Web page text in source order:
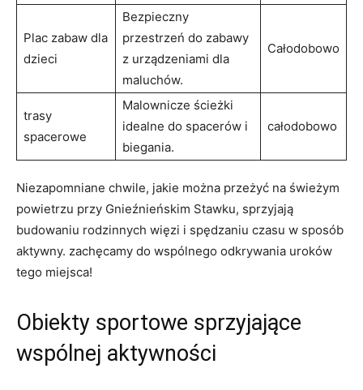
Plac zabaw dla
dzieci
Bezpieczny
przestrzeń do zabawy
z urządzeniami ⁤dla
⁢maluchów.
Całodobowo
trasy
spacerowe
Malownicze ścieżki
idealne do spacerów i‍
biegania.
całodobowo
Niezapomniane chwile, jakie można przeżyć ‌na⁤ świeżym
powietrzu przy⁤ Gnieźnieńskim Stawku, sprzyjają
budowaniu‍ rodzinnych więzi i spędzaniu czasu w sposób
aktywny. zachęcamy do wspólnego⁤ odkrywania uroków
‌tego miejsca!
Obiekty ‍sportowe ⁤sprzyjające
wspólnej⁢ aktywności